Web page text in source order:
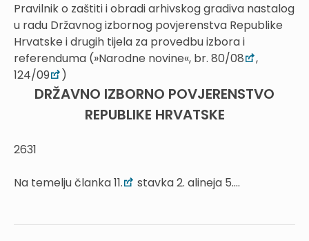
Pravilnik o zaštiti i obradi arhivskog gradiva nastalog
u radu Državnog izbornog povjerenstva Republike
Hrvatske i drugih tijela za provedbu izbora i
referenduma (»Narodne novine«, br. 80/08
,
124/09
)
DRŽAVNO IZBORNO POVJERENSTVO
REPUBLIKE HRVATSKE
2631
Na temelju članka 11. stavka 2. alineja 5....